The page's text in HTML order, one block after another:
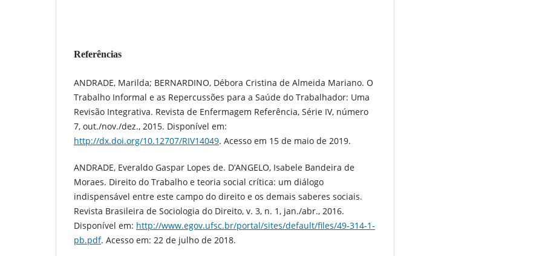
Referências
ANDRADE, Marilda; BERNARDINO, Débora Cristina de Almeida Mariano. O
Trabalho Informal e as Repercussões para a Saúde do Trabalhador: Uma
Revisão Integrativa. Revista de Enfermagem Referência, Série IV, número
7, out./nov./dez., 2015. Disponível em:
http://dx.doi.org/10.12707/RIV14049. Acesso em 15 de maio de 2019.
ANDRADE, Everaldo Gaspar Lopes de. D’ANGELO, Isabele Bandeira de
Moraes. Direito do Trabalho e teoria social crítica: um diálogo
indispensável entre este campo do direito e os demais saberes sociais.
Revista Brasileira de Sociologia do Direito, v. 3, n. 1, jan./abr., 2016.
Disponível em: http://www.egov.ufsc.br/portal/sites/default/files/49-314-1-
pb.pdf. Acesso em: 22 de julho de 2018.